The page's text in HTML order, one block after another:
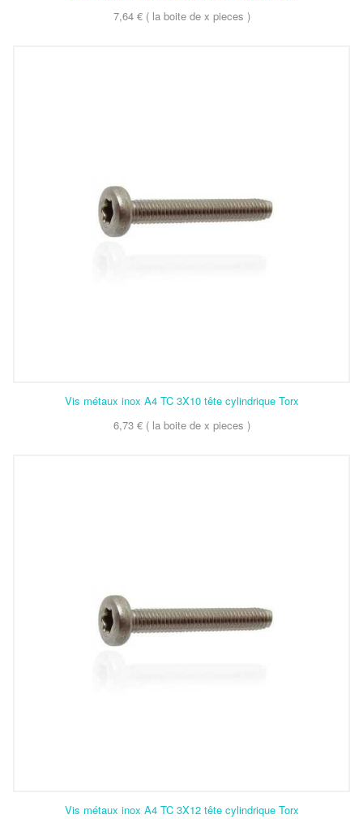
7,64 € ( la boite de x pieces )
Vis métaux inox A4 TC 3X10 tête cylindrique Torx
6,73 € ( la boite de x pieces )
Vis métaux inox A4 TC 3X12 tête cylindrique Torx